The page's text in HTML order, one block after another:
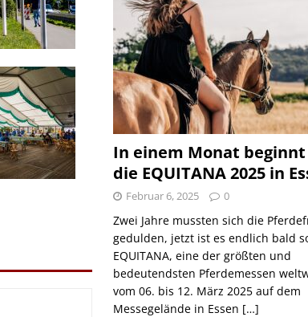
In einem Monat
die EQUITANA 2025 in
Februar 6, 2025 0
Zwei Jahre mussten sich die
gedulden, jetzt ist es endlich bald
EQUITANA, eine der größten und
bedeutendsten Pferdemessen
vom 06. bis 12. März 2025 auf dem
Messegelände in Essen […]